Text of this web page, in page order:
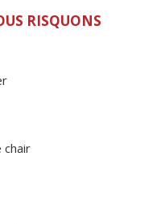
RISQUONS
chair